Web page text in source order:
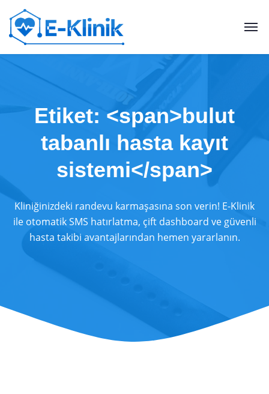
Etiket: <span>bulut
tabanlı hasta kayıt
sistemi</span>
Kliniğinizdeki randevu karmaşasına son verin! E-Klinik
ile otomatik SMS hatırlatma, çift dashboard ve güvenli
hasta takibi avantajlarından hemen yararlanın.